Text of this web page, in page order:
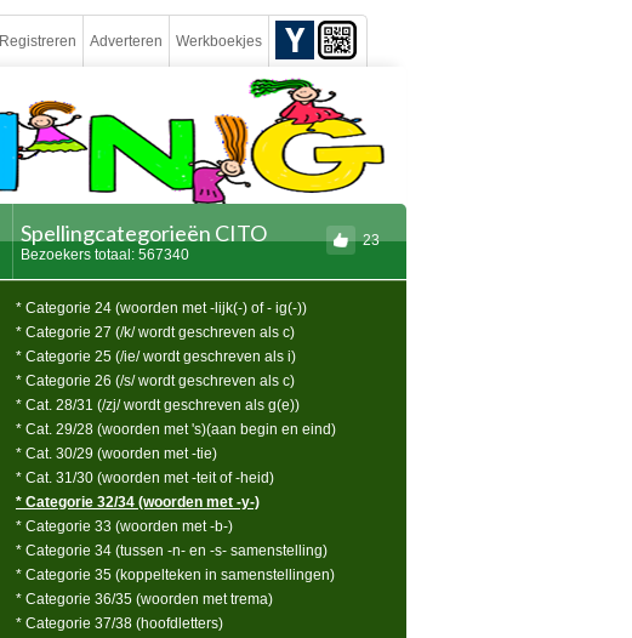
Registreren Adverteren Werkboekjes
23
Spellingcategorieën CITO
Bezoekers totaal: 567340
* Categorie 24 (woorden met -lijk(-) of - ig(-))
* Categorie 27 (/k/ wordt geschreven als c)
* Categorie 25 (/ie/ wordt geschreven als i)
* Categorie 26 (/s/ wordt geschreven als c)
* Cat. 28/31 (/zj/ wordt geschreven als g(e))
* Cat. 29/28 (woorden met 's)(aan begin en eind)
* Cat. 30/29 (woorden met -tie)
* Cat. 31/30 (woorden met -teit of -heid)
* Categorie 32/34 (woorden met -y-)
* Categorie 33 (woorden met -b-)
* Categorie 34 (tussen -n- en -s- samenstelling)
* Categorie 35 (koppelteken in samenstellingen)
* Categorie 36/35 (woorden met trema)
* Categorie 37/38 (hoofdletters)